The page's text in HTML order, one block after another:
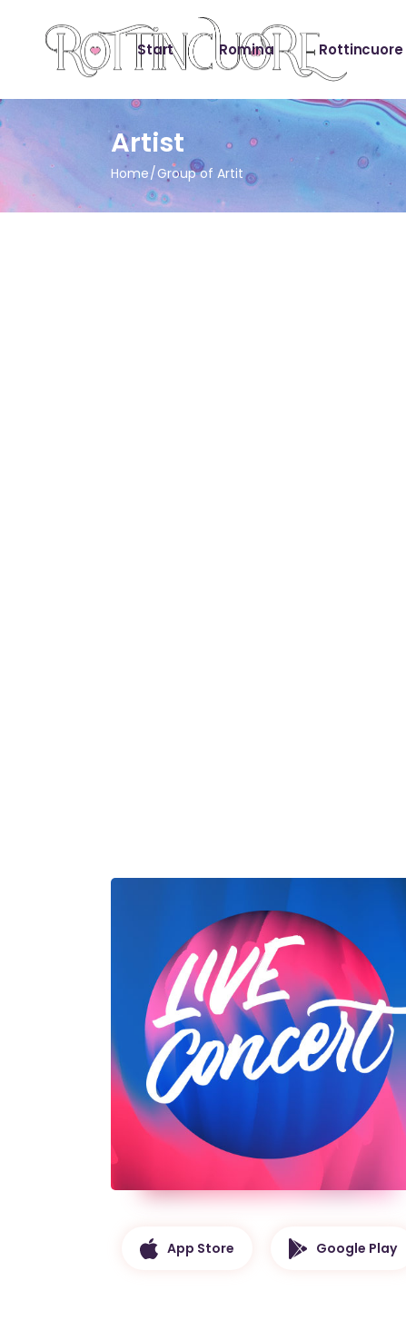
Start Romina Rottincuore
Artist
Home Group of Artit
App Store Google Play